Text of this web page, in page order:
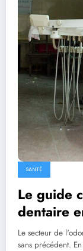
SANTÉ
Le guide
dentaire
Le secteur de
sans précédent.